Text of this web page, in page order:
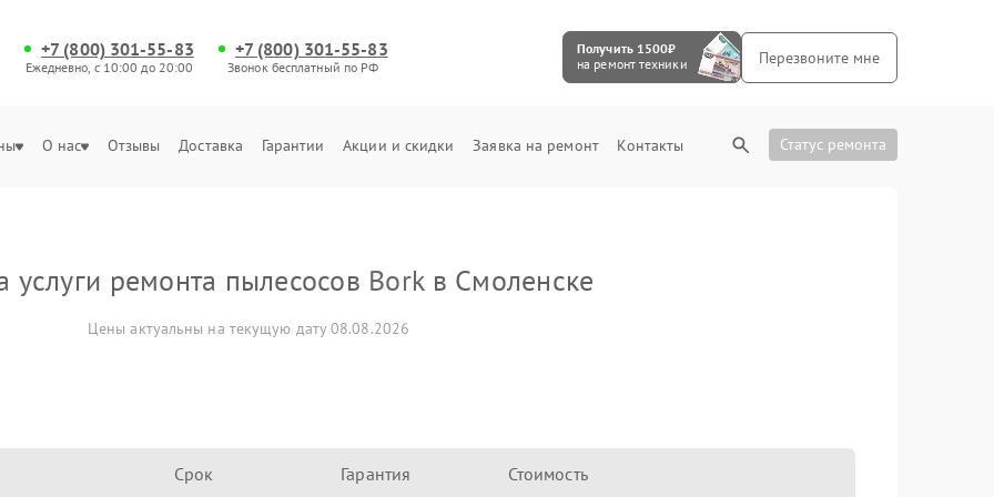
+7 (800) 301-55-83
Ежедневно, с 10:00 до 20:00
+7 (800) 301-55-83
Звонок бесплатный по РФ
Получить 1500₽
на ремонт техники
Перезвоните мне
О нас Отзывы Доставка Гарантии Акции и скидки Заявка на ремонт Контакты Статус ремонта
услуги ремонта пылесосов Borkв Смоленске
Цены актуальны на текущую дату 08.08.2026
Срок Гарантия Стоимость